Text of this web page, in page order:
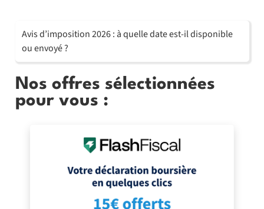
Avis d’imposition 2026 : à quelle date est-il disponible
ou envoyé ?
Nos offres sélectionnées
pour vous :